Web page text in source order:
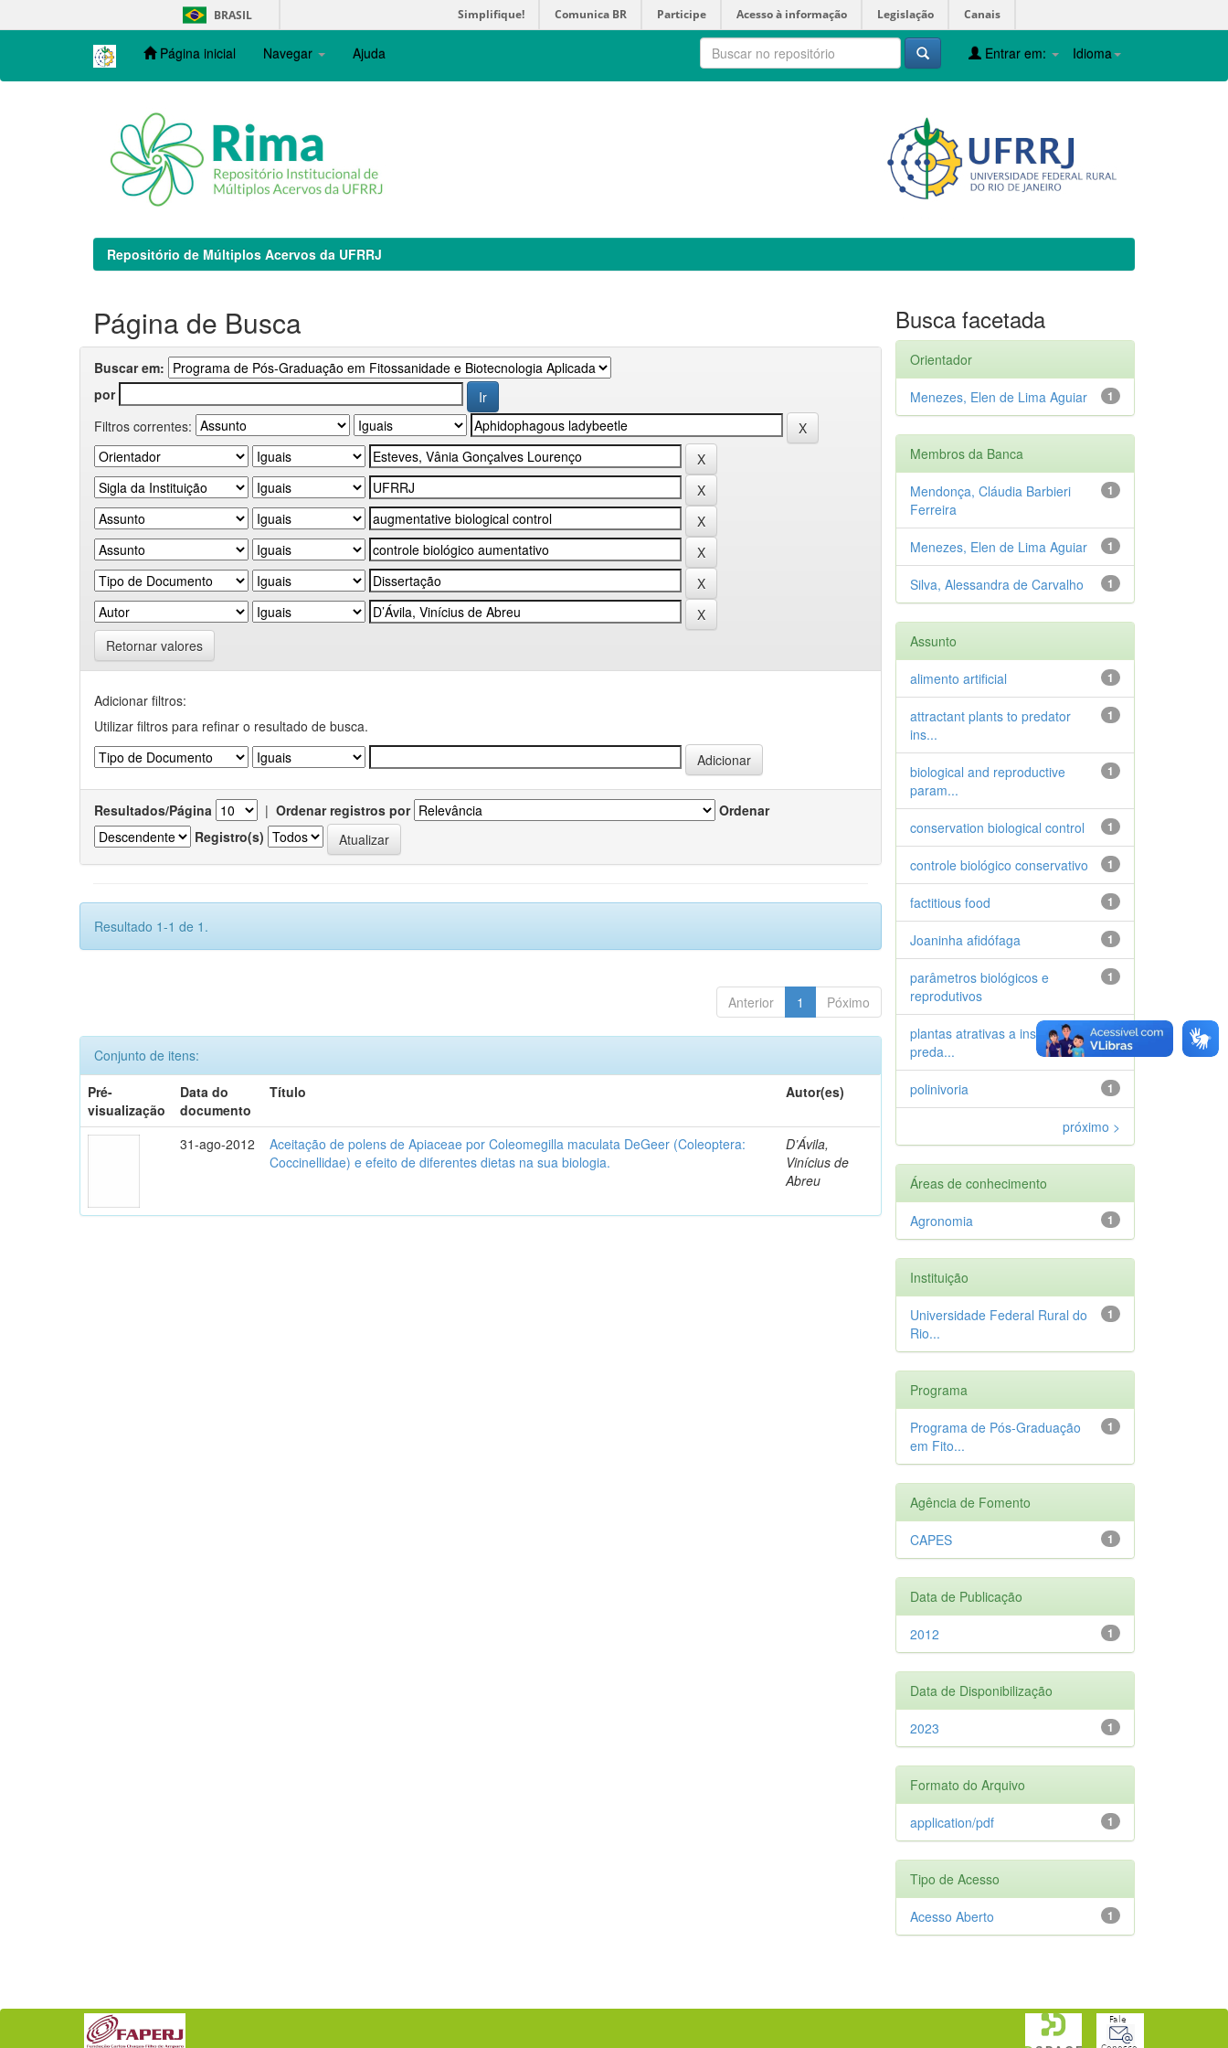
navigation
BRASIL Simplifique! Comunica BR Participe Acesso à informação Legislação Canais
Página inicial Navegar Ajuda Idioma
Entrar em:
Repositório de Múltiplos Acervos da UFRRJ
Página de Busca
Buscar em:
por
Filtros correntes:
Retornar valores
Adicionar filtros:
Utilizar filtros para refinar o resultado de busca.
Resultados/Página | Ordenar registros por
Ordenar
Registro(s)
Resultado 1-1 de 1.
Anterior 1 Póximo
Conjunto de itens:
Pré-
visualização
Data do
documento
Título Autor(es)
31-ago-2012
Aceitação de polens de Apiaceae por Coleomegilla maculata DeGeer (Coleoptera:
Coccinellidae) e efeito de diferentes dietas na sua biologia.
D’Ávila,
Vinícius de
Abreu
Busca facetada
Orientador
1
Menezes, Elen de Lima Aguiar
Membros da Banca
1
Mendonça, Cláudia Barbieri
Ferreira
1
Menezes, Elen de Lima Aguiar
1
Silva, Alessandra de Carvalho
Assunto
1
alimento artificial
1
attractant plants to predator
ins...
1
biological and reproductive
param...
1
conservation biological control
1
controle biológico conservativo
1
factitious food
1
Joaninha afidófaga
1
parâmetros biológicos e
reprodutivos
1
plantas atrativas a insetos
preda...
1
polinivoria
próximo >
Áreas de conhecimento
1
Agronomia
Instituição
1
Universidade Federal Rural do
Rio...
Programa
1
Programa de Pós-Graduação
em Fito...
Agência de Fomento
1
CAPES
Data de Publicação
1
2012
Data de Disponibilização
1
2023
Formato do Arquivo
1
application/pdf
Tipo de Acesso
1
Acesso Aberto